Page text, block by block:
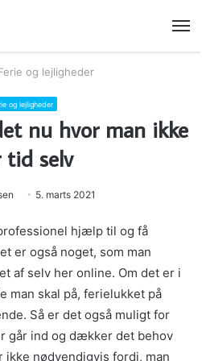
og lejligheder
og lejligheder
nu hvor man ikke
tid selv
5. marts 2021
hjælp til og få
er også noget, som man
af selv her online. Om det er i
skal på, ferielukket på
Så er det også muligt for
går ind og dækker det behov
ikke nødvendigvis fordi, man